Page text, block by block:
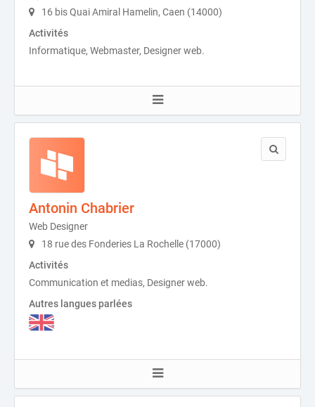
16 bis Quai Amiral Hamelin, Caen (14000)
Activités
Informatique, Webmaster, Designer web.
Antonin Chabrier
Web Designer
18 rue des Fonderies La Rochelle (17000)
Activités
Communication et medias, Designer web.
Autres langues parlées